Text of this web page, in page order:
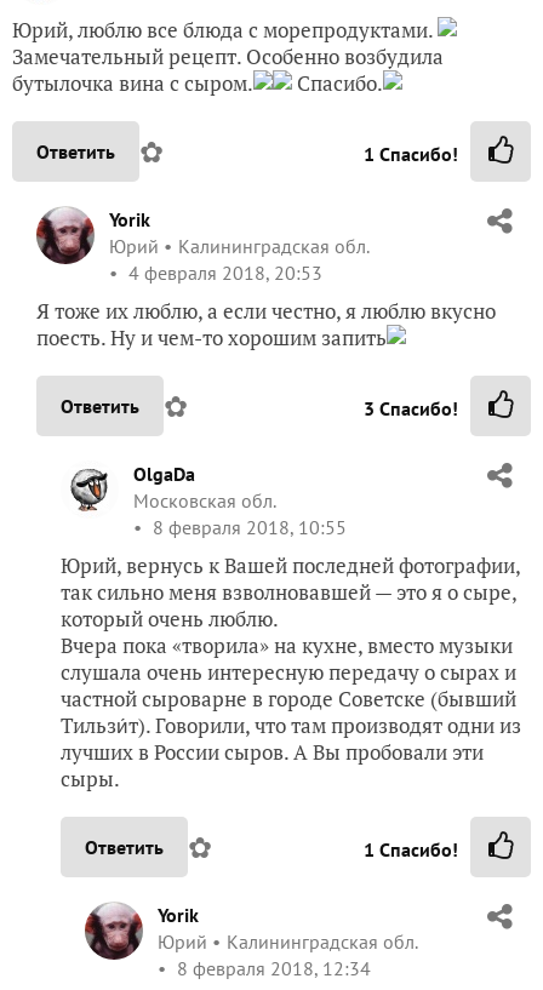
Юрий, люблю все блюда с морепродуктами.
Замечательный рецепт. Особенно возбудила
бутылочка вина с сыром.
Спасибо.
Ответить ✿ 1 Спасибо!
Yorik
Юрий
Калининградская обл.
4 февраля 2018, 20:53
Я тоже их люблю, а если честно, я люблю вкусно
поесть. Ну и чем-то хорошим запить
Ответить ✿ 3 Спасибо!
OlgaDa
Московская обл.
8 февраля 2018, 10:55
Юрий, вернусь к Вашей последней фотографии,
так сильно меня взволновавшей — это я о сыре,
который очень люблю.
Вчера пока «творила» на кухне, вместо музыки
слушала очень интересную передачу о сырах и
частной сыроварне в городе Советске (бывший
Тильзи́т). Говорили, что там производят одни из
лучших в России сыров. А Вы пробовали эти
сыры.
Ответить ✿ 1 Спасибо!
Yorik
Юрий
Калининградская обл.
8 февраля 2018, 12:34